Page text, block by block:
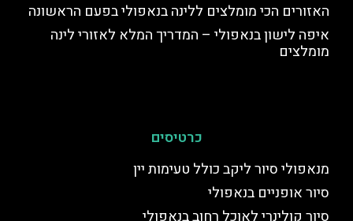
האזורים הכי מומלצים ללינה בנאפולי בפעם הראשונה
איפה לישון בנאפולי – המדריך המלא לאזורי לינה
מומלצים
כרטיסים
מנאפולי סיור ליקב כולל טעימות יין
סיור אופניים בנאפולי